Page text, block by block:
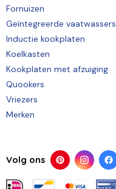
Fornuizen
Geïntegreerde vaatwassers
Inductie kookplaten
Koelkasten
Kookplaten met afzuiging
Quookers
Vriezers
Merken
Volg ons